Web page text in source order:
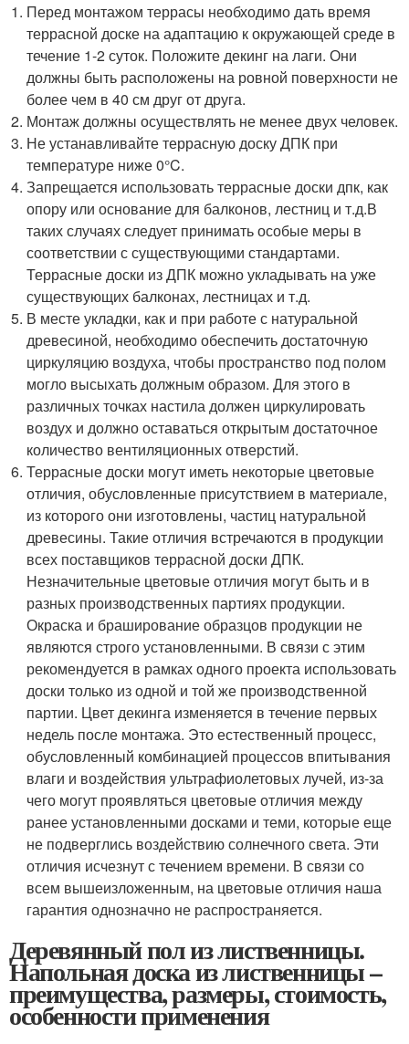
Перед монтажом террасы необходимо дать время
террасной доске на адаптацию к окружающей среде в
течение 1-2 суток. Положите декинг на лаги. Они
должны быть расположены на ровной поверхности не
более чем в 40 см друг от друга.
Монтаж должны осуществлять не менее двух человек.
Не устанавливайте террасную доску ДПК при
температуре ниже 0°C.
Запрещается использовать террасные доски дпк, как
опору или основание для балконов, лестниц и т.д.В
таких случаях следует принимать особые меры в
соответствии с существующими стандартами.
Террасные доски из ДПК можно укладывать на уже
существующих балконах, лестницах и т.д.
В месте укладки, как и при работе с натуральной
древесиной, необходимо обеспечить достаточную
циркуляцию воздуха, чтобы пространство под полом
могло высыхать должным образом. Для этого в
различных точках настила должен циркулировать
воздух и должно оставаться открытым достаточное
количество вентиляционных отверстий.
Террасные доски могут иметь некоторые цветовые
отличия, обусловленные присутствием в материале,
из которого они изготовлены, частиц натуральной
древесины. Такие отличия встречаются в продукции
всех поставщиков террасной доски ДПК.
Незначительные цветовые отличия могут быть и в
разных производственных партиях продукции.
Окраска и браширование образцов продукции не
являются строго установленными. В связи с этим
рекомендуется в рамках одного проекта использовать
доски только из одной и той же производственной
партии. Цвет декинга изменяется в течение первых
недель после монтажа. Это естественный процесс,
обусловленный комбинацией процессов впитывания
влаги и воздействия ультрафиолетовых лучей, из-за
чего могут проявляться цветовые отличия между
ранее установленными досками и теми, которые еще
не подверглись воздействию солнечного света. Эти
отличия исчезнут с течением времени. В связи со
всем вышеизложенным, на цветовые отличия наша
гарантия однозначно не распространяется.
Деревянный пол из лиственницы.
Напольная доска из лиственницы –
преимущества, размеры, стоимость,
особенности применения